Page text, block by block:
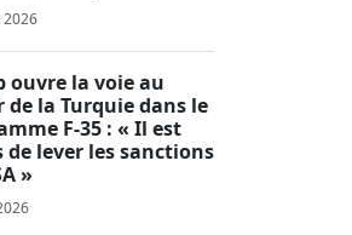
2026
ouvre la voie au
de la Turquie dans le
F-35 : « Il est
de lever les sanctions
»